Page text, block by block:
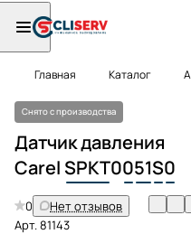
Главная Каталог
Снято с производства
Датчик давления
Carel SPKT0051S0
0
Нет отзывов
Арт.81143